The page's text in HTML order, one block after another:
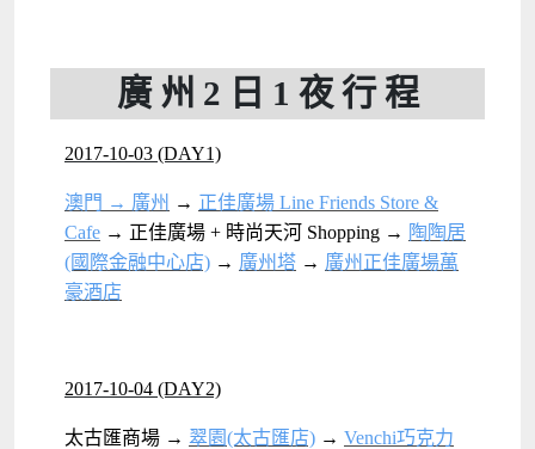
廣 州 2 日 1 夜 行 程
2017-10-03 (DAY1)
澳門 → 廣州 → 正佳廣場 Line Friends Store &
Cafe → 正佳廣場 + 時尚天河 Shopping → 陶陶居
(國際金融中心店) → 廣州塔 → 廣州正佳廣場萬
豪酒店
2017-10-04 (DAY2)
太古匯商場 → 翠園(太古匯店) → Venchi巧克力